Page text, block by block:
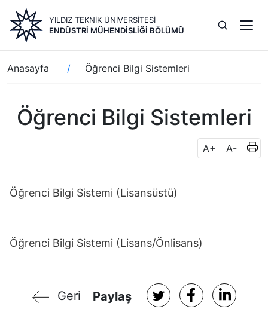
içeriğe
atla
YILDIZ TEKNİK ÜNİVERSİTESİ
ENDÜSTRI MÜHENDISLIĞI BÖLÜMÜ
Sayfa
yolu
Anasayfa Öğrenci Bilgi Sistemleri
Öğrenci Bilgi Sistemleri
A+ A-
Öğrenci Bilgi Sistemi (Lisansüstü)
Öğrenci Bilgi Sistemi (Lisans/Önlisans)
Geri Paylaş